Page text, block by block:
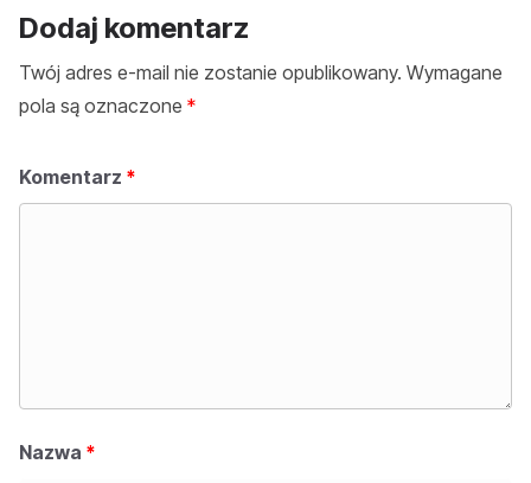
Dodaj komentarz
Twój adres e-mail nie zostanie opublikowany. Wymagane
pola są oznaczone *
Komentarz *
Nazwa *